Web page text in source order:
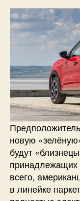
новую
будут
принадлежащих
всего,
в линейке